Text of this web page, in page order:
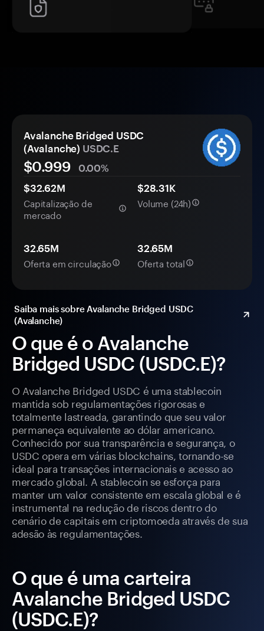
O que é o Avalanche
Bridged USDC (USDC.E)?
O Avalanche Bridged USDC é uma stablecoin
mantida sob regulamentações rigorosas e
totalmente lastreada, garantindo que seu valor
permaneça equivalente ao dólar americano.
Conhecido por sua transparência e segurança, o
USDC opera em várias blockchains, tornando-se
ideal para transações internacionais e acesso ao
mercado global. A stablecoin se esforça para
manter um valor consistente em escala global e é
instrumental na redução de riscos dentro do
cenário de capitais em criptomoeda através de sua
adesão às regulamentações.
O que é uma carteira
Avalanche Bridged USDC
(USDC.E)?
Avalanche Bridged USDC
(Avalanche) USDC.E
$0.999
0.00%
$32.62M
Capitalização de
mercado
$28.31K
Volume (24h)
32.65M
Oferta em circulação
32.65M
Oferta total
Saiba mais sobre Avalanche Bridged USDC
(Avalanche)